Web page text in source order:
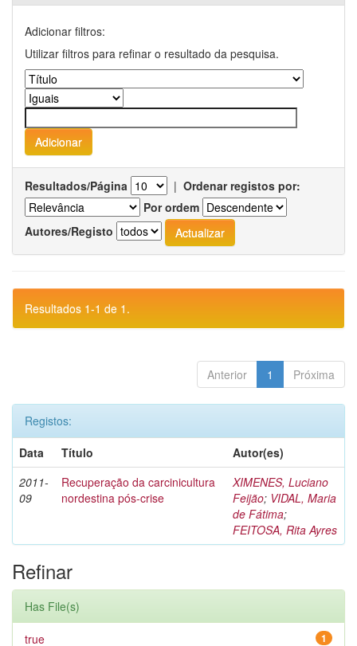
Adicionar filtros:
Utilizar filtros para refinar o resultado da pesquisa.
Resultados/Página | Ordenar registos por:
Por ordem
Autores/Registo
Resultados 1-1 de 1.
Anterior 1 Próxima
Registos:
Data
Título
Autor(es)
2011-
09
Recuperação da carcinicultura
nordestina pós-crise
XIMENES, Luciano
Feijão; VIDAL, Maria
de Fátima;
FEITOSA, Rita Ayres
Refinar
Has File(s)
1
true